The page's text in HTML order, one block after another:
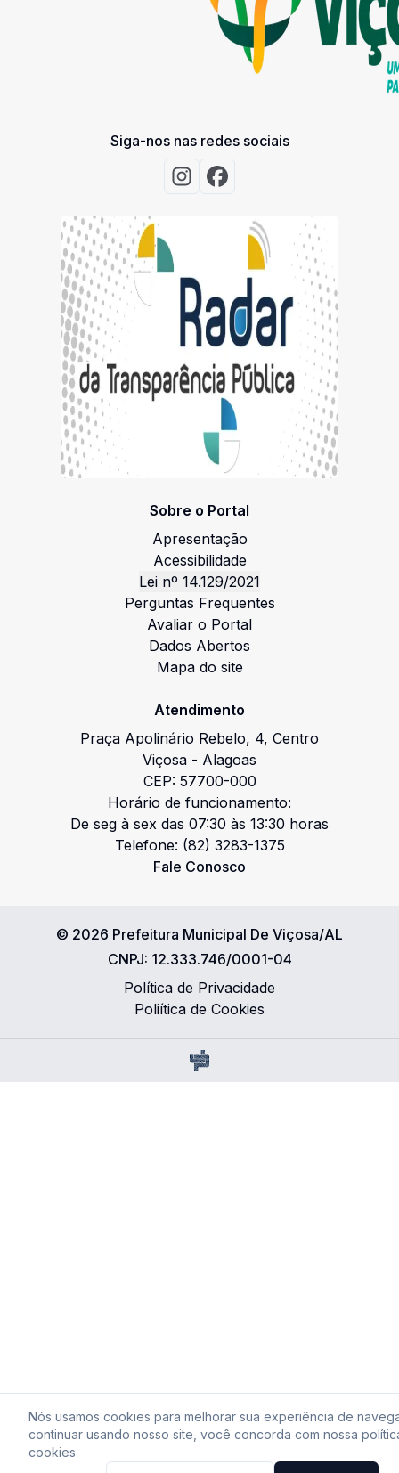
Siga-nos nas redes sociais
Acessar Instagram
Acessar Facebook
Sobre o Portal
Apresentação
Acessibilidade
Lei nº 14.129/2021
Perguntas Frequentes
Avaliar o Portal
Dados Abertos
Mapa do site
Atendimento
Praça Apolinário Rebelo, 4, Centro
Viçosa - Alagoas
CEP: 57700-000
Horário de funcionamento:
De seg à sex das 07:30 às 13:30 horas
Telefone: (82) 3283-1375
Fale Conosco
© 2026 Prefeitura Municipal De Viçosa/AL
CNPJ: 12.333.746/0001-04
Política de Privacidade
Poliítica de Cookies
Nós usamos cookies para melhorar sua experiência de
continuar usando nosso site, você concorda com nossa
cookies.